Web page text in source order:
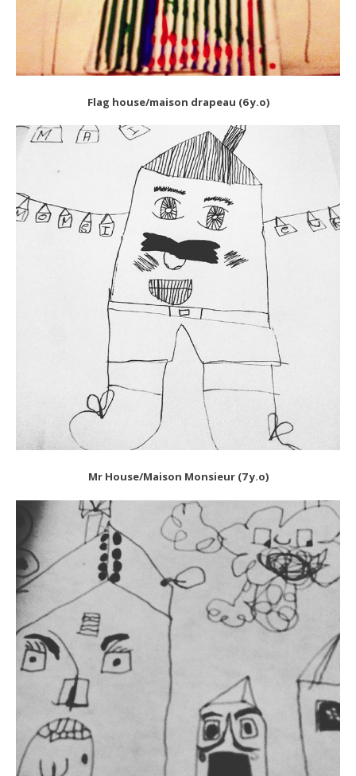
Flag house/maison drapeau (6 y.o)
Mr House/Maison Monsieur (7 y.o)